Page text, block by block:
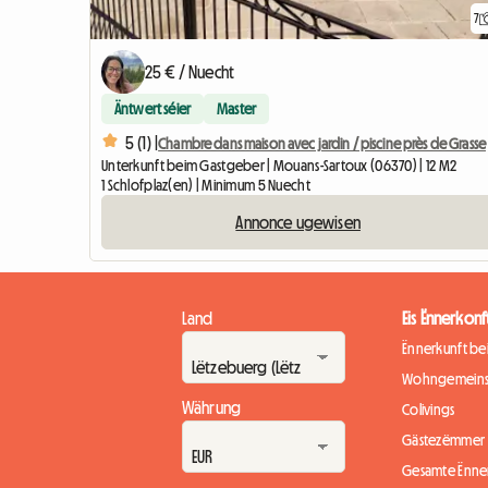
7
25 € / Nuecht
Äntwert séier Master
5 (1) |Chambre dans maison avec jardin / piscine près de Grasse
Unterkunft beim Gastgeber | Mouans-Sartoux (06370) | 12 M2
1 Schlofplaz(en) | Minimum 5 Nuecht
Annonce ugewisen
Land
Währung
Eis
Ënnerkunft
Colivings
Gästezëmmer
Gesamte